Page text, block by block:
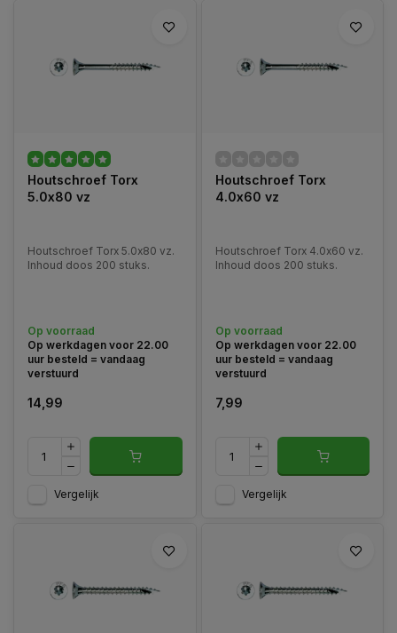
Houtschroef Torx
5.0x80 vz
Houtschroef Torx 5.0x80 vz.
Inhoud doos 200 stuks.
Op voorraad
Op werkdagen voor 22.00
uur besteld = vandaag
verstuurd
14,99
Vergelijk
Houtschroef Torx
4.0x60 vz
Houtschroef Torx 4.0x60 vz.
Inhoud doos 200 stuks.
Op voorraad
Op werkdagen voor 22.00
uur besteld = vandaag
verstuurd
7,99
Vergelijk